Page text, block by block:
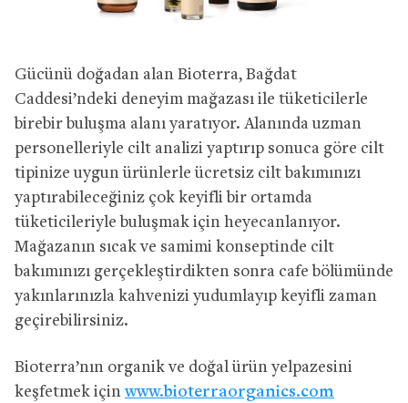
Gücünü doğadan alan Bioterra, Bağdat
Caddesi’ndeki deneyim mağazası ile tüketicilerle
birebir buluşma alanı yaratıyor. Alanında uzman
personelleriyle cilt analizi yaptırıp sonuca göre cilt
tipinize uygun ürünlerle ücretsiz cilt bakımınızı
yaptırabileceğiniz çok keyifli bir ortamda
tüketicileriyle buluşmak için heyecanlanıyor.
Mağazanın sıcak ve samimi konseptinde cilt
bakımınızı gerçekleştirdikten sonra cafe bölümünde
yakınlarınızla kahvenizi yudumlayıp keyifli zaman
geçirebilirsiniz.
Bioterra’nın organik ve doğal ürün yelpazesini
keşfetmek içinwww.bioterraorganics.com